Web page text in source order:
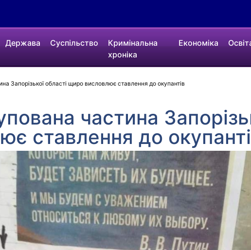
Держава Суспільство
Кримінальна
хроніка
Економіка
Запорізької області щиро висловлює ставлення до окупантів
частина
ставлення до